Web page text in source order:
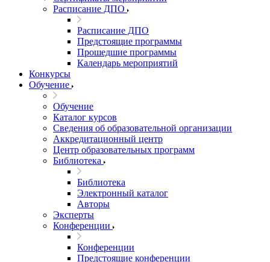
Расписание ДПО
Расписание ДПО
Предстоящие программы
Прошедшие программы
Календарь мероприятий
Конкурсы
Обучение
Обучение
Каталог курсов
Сведения об образовательной организации
Аккредитационный центр
Центр образовательных программ
Библиотека
Библиотека
Электронный каталог
Авторы
Эксперты
Конференции
Конференции
Предстоящие конференции